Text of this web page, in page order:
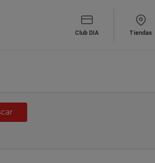
Club DIA Tiendas